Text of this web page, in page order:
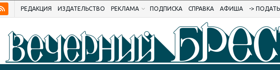
РЕДАКЦИЯ ИЗДАТЕЛЬСТВО РЕКЛАМА ПОДПИСКА СПРАВКА АФИША ->